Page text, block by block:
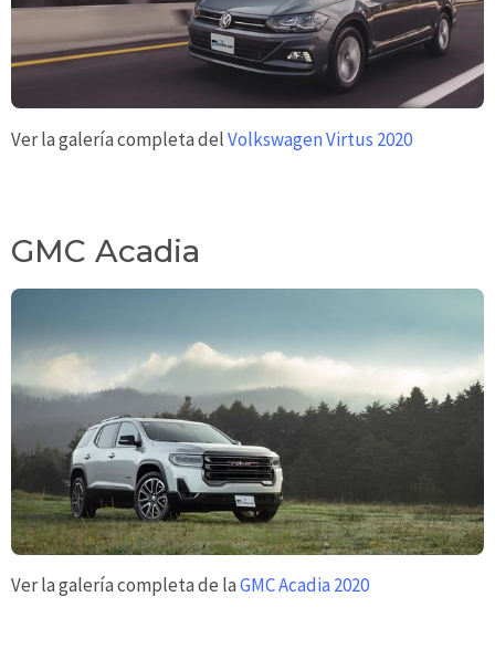
Ver la galería completa delVolkswagen Virtus 2020
GMC Acadia
Ver la galería completa de laGMC Acadia 2020